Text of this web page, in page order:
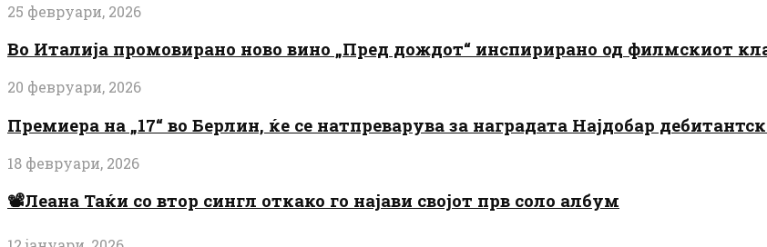
25 февруари, 2026
Во Италија промовирано ново вино „Пред дождот“ инспирирано од филмскиот
20 февруари, 2026
Премиера на „17“ во Берлин, ќе се натпреварува за наградата Најдобар
18 февруари, 2026
📽️Леана Таќи со втор сингл откако го најави својот прв соло албум